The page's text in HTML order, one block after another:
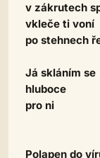
v zákrutech
vkleče ti voní
po stehnech
Já skláním se
hluboce
pro ni
Polapen do